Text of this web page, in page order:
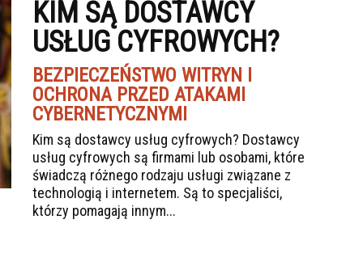
KIM SĄ DOSTAWCY
USŁUG CYFROWYCH?
BEZPIECZEŃSTWO WITRYN I
OCHRONA PRZED ATAKAMI
CYBERNETYCZNYMI
Kim są dostawcy usług cyfrowych? Dostawcy
usług cyfrowych są firmami lub osobami, które
świadczą różnego rodzaju usługi związane z
technologią i internetem. Są to specjaliści,
którzy pomagają innym...